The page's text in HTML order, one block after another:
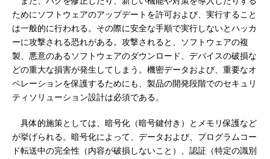
ためにソフトウェアのアップデートを許可および、実行すること
は一般的に行われる。その際に安全な手順で実行しないとハッカ
ーに攻撃される恐れがある。攻撃されると、ソフトウェアの複
製、悪意のあるソフトウェアのダウンロード、デバイスの破損な
どの重大な損害が発生してしまう。機密データおよび、重要なオ
ペレーションを保護するためにも、製品の開発段階でのセキュリ
ティソリューション設計は必須である。
具体的施策としては、暗号化（暗号鍵付き）とメモリ保護など
が挙げられる。暗号化によって、データおよび、プログラムコー
ド転送中の完全性（内容が破損しないこと）、認証（特定の識別